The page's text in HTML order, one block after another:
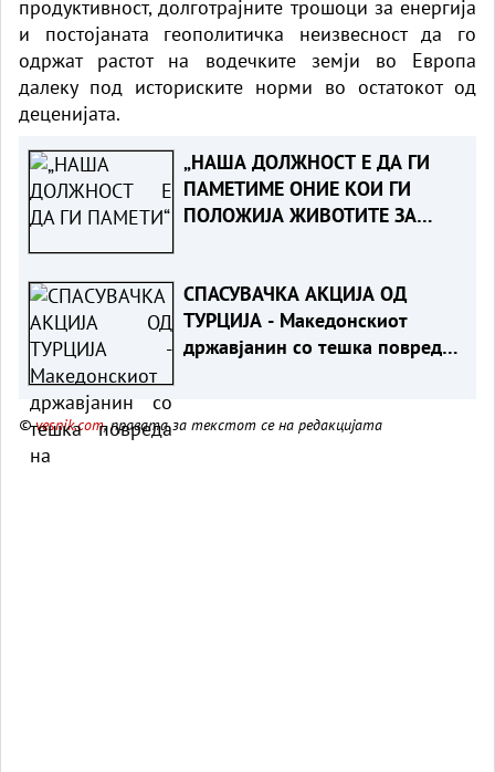
продуктивност, долготрајните трошоци за енергија
и постојаната геополитичка неизвесност да го
одржат растот на водечките земји во Европа
далеку под историските норми во остатокот од
деценијата.
„НАША ДОЛЖНОСТ Е ДА ГИ
ПАМЕТИМЕ ОНИЕ КОИ ГИ
ПОЛОЖИЈА ЖИВОТИТЕ ЗА
од Карпалак
СПАСУВАЧКА АКЦИЈА ОД
ТУРЦИЈА - Македонскиот
државјанин со тешка повреда
©vesnik.com, правата за текстот се на редакцијата